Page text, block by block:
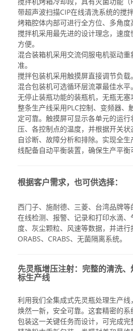
带超声波扫描CIP在线清洗系统的搅
烤箱腔体内部可进行全方位、多角度
搅拌机采用最先进的设计理念，速
方便。
混合装箱机采用交流伺服电机驱动
准。
搅拌包装机采用触摸屏直接调节负载。
混合包装机可选循环层流罩最佳水平。
无停止装瓶功能的装瓶机，无瓶无塞
整条生产线采用PLC控制、变频器、
定可靠。触摸屏可显示各单元的运
压、各控制点的温度，并根据开关
自诊断、故障分析和排除。实现全
线配备自动平衡装置，确保生产平衡
根据客户需求，也可供选择：
西门子、施耐德、三菱、台湾品牌等
在线检测、报警、记录和打印水滴
度、灰尘颗粒、风速等数据，并进行
ORABS、CRABS、无菌隔离系统。
先灵瓶增压注射：完整的清洗
标生产线
利用我们全集成式先灵瓶处理生产
焕然一新，安全可靠。这套精密的
包装这一关键任务而设计，可完成完